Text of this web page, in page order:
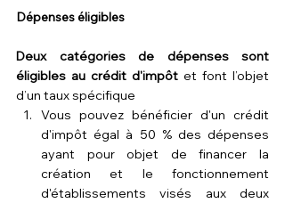
Dépenses éligibles
Deux catégories de dépenses sont
éligibles au crédit d'impôt et font l’objet
d’un taux spécifique
Vous pouvez bénéficier d'un crédit
d'impôt égal à 50 % des dépenses
ayant pour objet de financer la
création et le fonctionnement
d'établissements visés aux deux